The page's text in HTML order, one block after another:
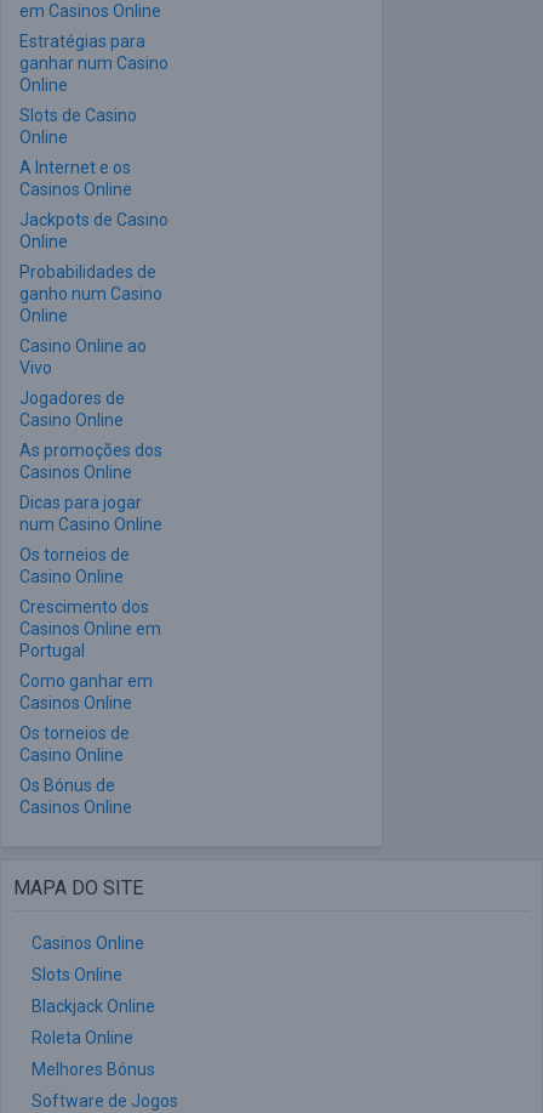
em Casinos Online
Estratégias para
ganhar num Casino
Online
Slots de Casino
Online
A Internet e os
Casinos Online
Jackpots de Casino
Online
Probabilidades de
ganho num Casino
Online
Casino Online ao
Vivo
Jogadores de
Casino Online
As promoções dos
Casinos Online
Dicas para jogar
num Casino Online
Os torneios de
Casino Online
Crescimento dos
Casinos Online em
Portugal
Como ganhar em
Casinos Online
Os torneios de
Casino Online
Os Bónus de
Casinos Online
MAPA DO SITE
Casinos Online
Slots Online
Blackjack Online
Roleta Online
Melhores Bónus
Software de Jogos